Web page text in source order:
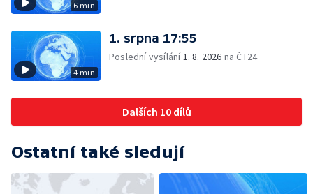
6 min
4 min
1. srpna 17:55
Poslední vysílání1. 8. 2026 na ČT24
Dalších 10 dílů
Ostatní také sledují